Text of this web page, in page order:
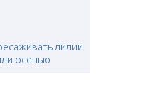
лилии
осенью